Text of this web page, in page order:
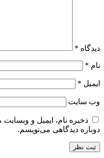
دیدگاه *
نام *
ایمیل *
وب‌ سایت
ذخیره نام، ایمیل و
دوباره دیدگاهی می‌نویسم.